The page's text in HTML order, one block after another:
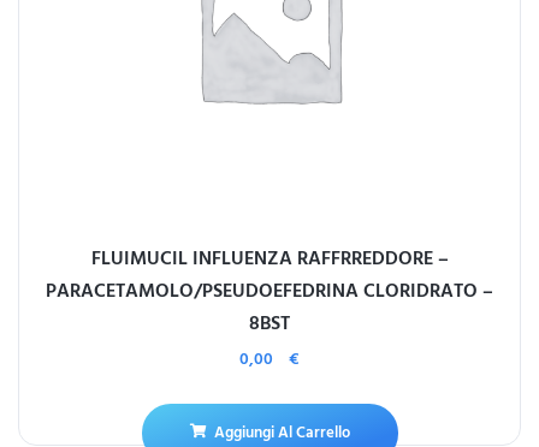
FLUIMUCIL INFLUENZA RAFFRREDDORE –
PARACETAMOLO/PSEUDOEFEDRINA CLORIDRATO –
8BST
0,00 €
Aggiungi Al Carrello